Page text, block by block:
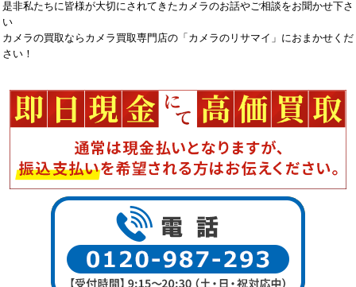
是非私たちに皆様が大切にされてきたカメラのお話やご相談をお聞かせ下さ
い
カメラの買取ならカメラ買取専門店の「カメラのリサマイ」におまかせくだ
さい！